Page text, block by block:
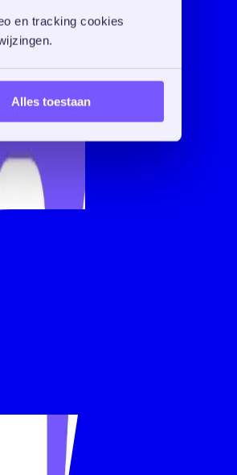
en tracking cookies
Alles toestaan